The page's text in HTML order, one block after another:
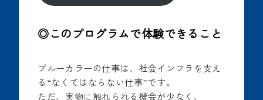
◎このプログラムで体験できること
ブルーカラーの仕事は、社会インフラを支え
る“なくてはならない仕事”です。
ただ、実物に触れられる機会が少なく、